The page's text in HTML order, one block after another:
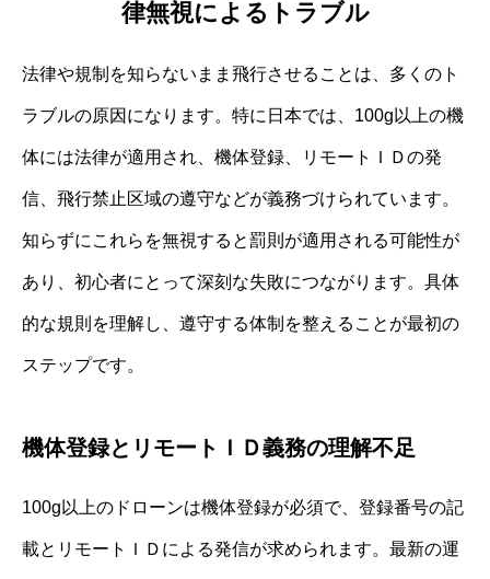
律無視によるトラブル
法律や規制を知らないまま飛行させることは、多くのト
ラブルの原因になります。特に日本では、100g以上の機
体には法律が適用され、機体登録、リモートＩＤの発
信、飛行禁止区域の遵守などが義務づけられています。
知らずにこれらを無視すると罰則が適用される可能性が
あり、初心者にとって深刻な失敗につながります。具体
的な規則を理解し、遵守する体制を整えることが最初の
ステップです。
機体登録とリモートＩＤ義務の理解不足
100g以上のドローンは機体登録が必須で、登録番号の記
載とリモートＩＤによる発信が求められます。最新の運